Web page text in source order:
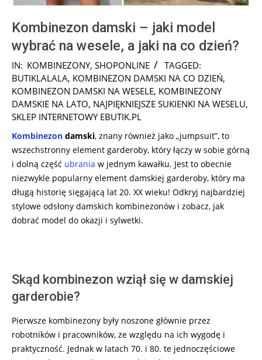
Kombinezon damski – jaki model
wybrać na wesele, a jaki na co dzień?
2025-
03-
04
IN: KOMBINEZONY, SHOPONLINE
TAGGED:
BUTIKLALALA, KOMBINEZON DAMSKI NA CO DZIEŃ,
KOMBINEZON DAMSKI NA WESELE, KOMBINEZONY
DAMSKIE NA LATO, NAJPIĘKNIEJSZE SUKIENKI NA WESELU,
SKLEP INTERNETOWY EBUTIK.PL
Kombinezon damski, znany również jako „jumpsuit”, to
wszechstronny element garderoby, który łączy w sobie górną
i dolną część ubrania w jednym kawałku. Jest to obecnie
niezwykle popularny element damskiej garderoby, który ma
długą historię sięgającą lat 20. XX wieku! Odkryj najbardziej
stylowe odsłony damskich kombinezonów i zobacz, jak
dobrać model do okazji i sylwetki.
Skąd kombinezon wziął się w damskiej
garderobie?
Pierwsze kombinezony były noszone głównie przez
robotników i pracowników, ze względu na ich wygodę i
praktyczność. Jednak w latach 70. i 80. te jednoczęściowe